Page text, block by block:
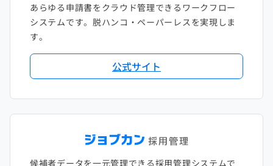
あらゆる申請書をクラウド管理できるワークフロー
システムです。脱ハンコ・ペーパーレスを実現しま
す。
公式サイト
候補者データを一元管理できる採用管理システムで